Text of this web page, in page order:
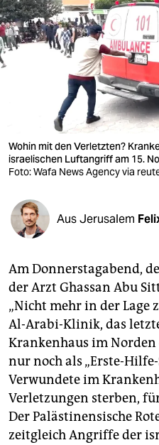
berlin
nord
veranstaltungen
fragen & hilfe
abo
genossenschaft
epaper login
Wohin mit den Verletzten?
israelischen Luftangriff am 15.
Foto: Wafa News Agency via
Aus Jerusalem
Am Donnerstagabend,
der Arzt Ghassan Abu
„Nicht mehr in der Lage
Al-Arabi-Klinik, das
Krankenhaus im Norden
nur noch als „Erste-
Verwundete im
Verletzungen sterben,
Der Palästinensische
zeitgleich Angriffe der